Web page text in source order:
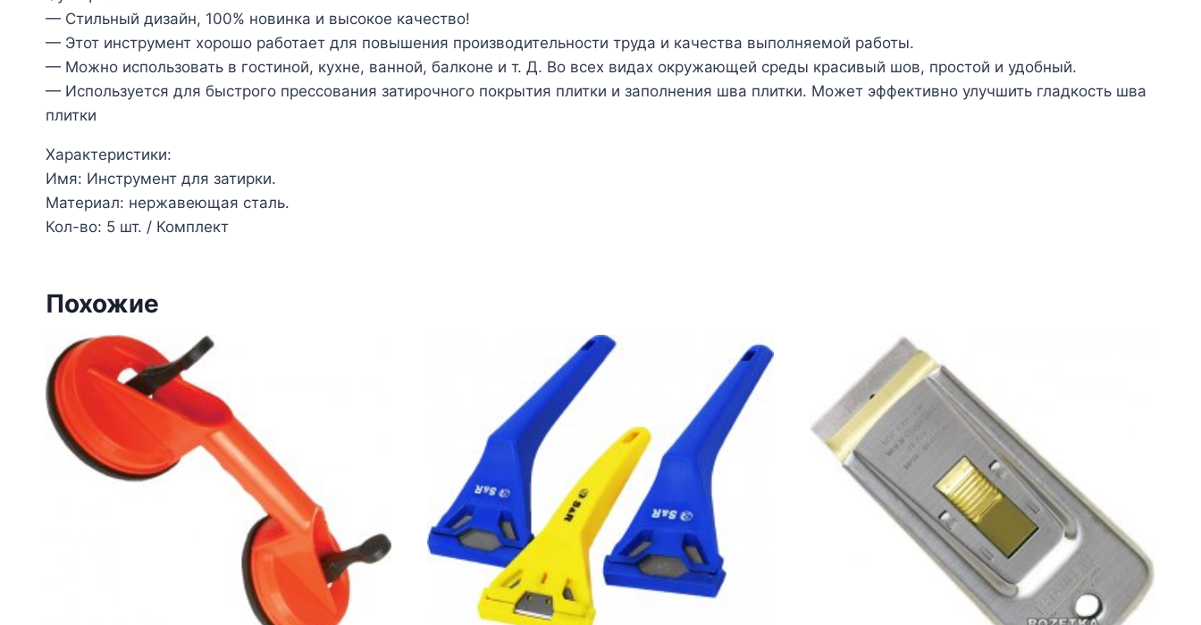
— Стильный дизайн, 100% новинка и высокое качество!
— Этот инструмент хорошо работает для повышения производительности труда и качества выполняемой работы.
— Можно использовать в гостиной, кухне, ванной, балконе и т. Д. Во всех видах окружающей среды красивый шов, простой и удобный.
— Используется для быстрого прессования затирочного покрытия плитки и заполнения шва плитки. Может эффективно улучшить гладкость шва
плитки
Характеристики:
Имя: Инструмент для затирки.
Материал: нержавеющая сталь.
Кол-во: 5 шт. / Комплект
Похожие